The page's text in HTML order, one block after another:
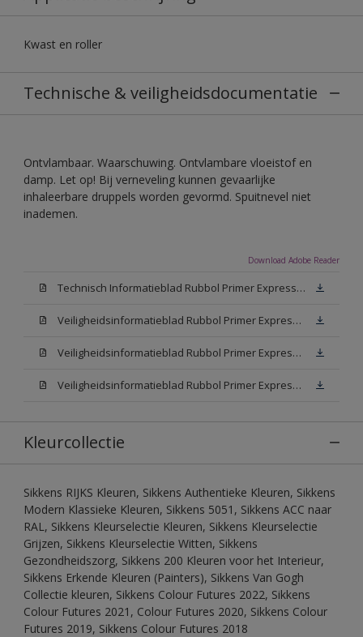
Kwast en roller
Technische & veiligheidsdocumentatie
Ontvlambaar. Waarschuwing. Ontvlambare vloeistof en
damp. Let op! Bij verneveling kunnen gevaarlijke
inhaleerbare druppels worden gevormd. Spuitnevel niet
inademen.
Download Adobe Reader
Technisch Informatieblad Rubbol Primer Express (PDF)
Veiligheidsinformatieblad Rubbol Primer Express White (MSDS)
Veiligheidsinformatieblad Rubbol Primer Express W05 (MSDS)
Veiligheidsinformatieblad Rubbol Primer Express N00 (MSDS)
Kleurcollectie
Sikkens RIJKS Kleuren, Sikkens Authentieke Kleuren, Sikkens
Modern Klassieke Kleuren, Sikkens 5051, Sikkens ACC naar
RAL, Sikkens Kleurselectie Kleuren, Sikkens Kleurselectie
Grijzen, Sikkens Kleurselectie Witten, Sikkens
Gezondheidszorg, Sikkens 200 Kleuren voor het Interieur,
Sikkens Erkende Kleuren (Painters), Sikkens Van Gogh
Collectie kleuren, Sikkens Colour Futures 2022, Sikkens
Colour Futures 2021, Colour Futures 2020, Sikkens Colour
Futures 2019, Sikkens Colour Futures 2018